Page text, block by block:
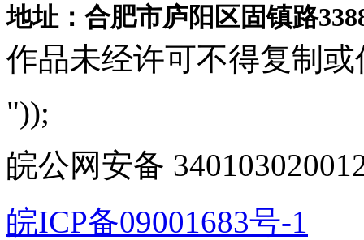
地址：合肥市庐阳区固镇路
作品未经许可不得复制或
"));
皖公网安备
皖ICP备09001683号-1